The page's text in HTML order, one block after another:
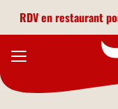
RDV en restaurant